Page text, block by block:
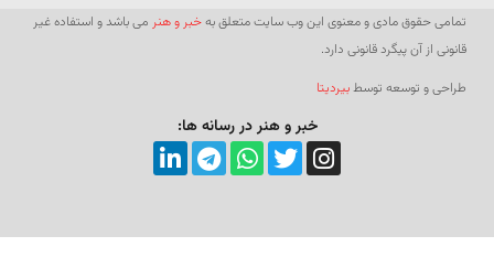
تمامی حقوق مادی و معنوی این وب سایت متعلق بهخبر و هنر می باشد و استفاده غیر
قانونی از آن پیگرد قانونی دارد.
طراحی و توسعه توسطبیردیتا
خبر و هنر در رسانه ها: